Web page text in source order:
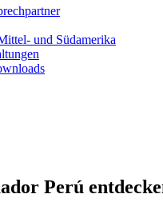
und Südamerika
Perú